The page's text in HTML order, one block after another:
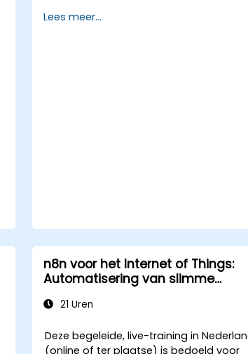
versnellen.
Lees meer...
n8n voor het Internet of Things:
Automatisering van slimme
21 Uren
Deze begeleide, live-training in
(online of ter plaatse) is bedoeld voor